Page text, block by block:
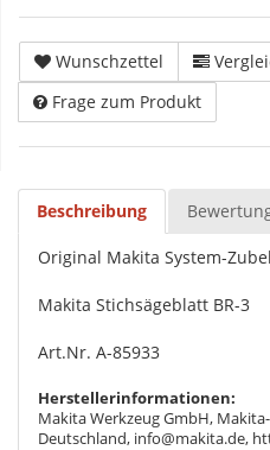
Wunschzettel
Frage zum Produkt
Beschreibung
Original Makita System-
Makita Stichsägeblatt BR-3
Art.Nr. A-85933
Herstellerinformationen:
Makita Werkzeug GmbH,
Deutschland, info@makita.de,